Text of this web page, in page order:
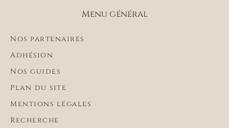
Menu général
Nos partenaires
Adhésion
Nos guides
Plan du site
Mentions légales
Recherche